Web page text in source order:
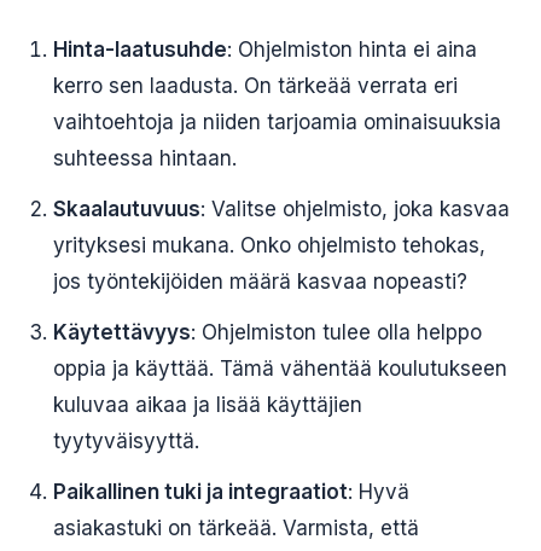
Hinta-laatusuhde: Ohjelmiston hinta ei aina
kerro sen laadusta. On tärkeää verrata eri
vaihtoehtoja ja niiden tarjoamia ominaisuuksia
suhteessa hintaan.
Skaalautuvuus: Valitse ohjelmisto, joka kasvaa
yrityksesi mukana. Onko ohjelmisto tehokas,
jos työntekijöiden määrä kasvaa nopeasti?
Käytettävyys: Ohjelmiston tulee olla helppo
oppia ja käyttää. Tämä vähentää koulutukseen
kuluvaa aikaa ja lisää käyttäjien
tyytyväisyyttä.
Paikallinen tuki ja integraatiot: Hyvä
asiakastuki on tärkeää. Varmista, että